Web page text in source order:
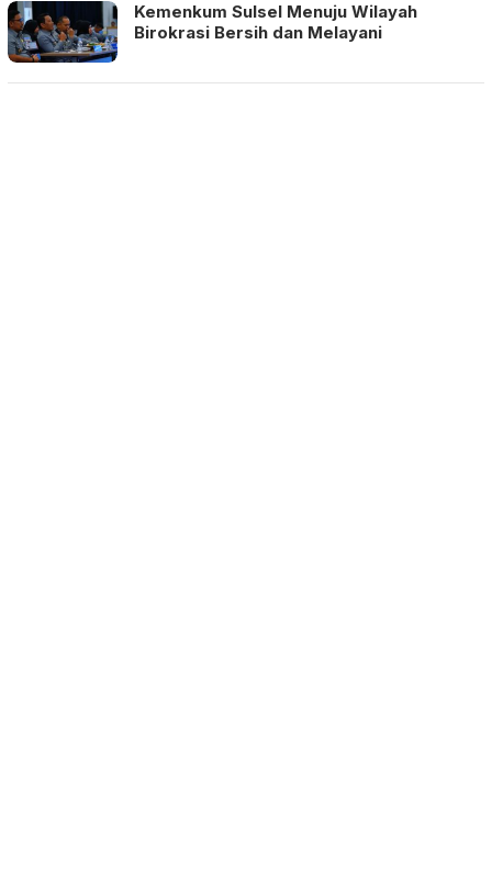
Kemenkum Sulsel Menuju Wilayah
Birokrasi Bersih dan Melayani